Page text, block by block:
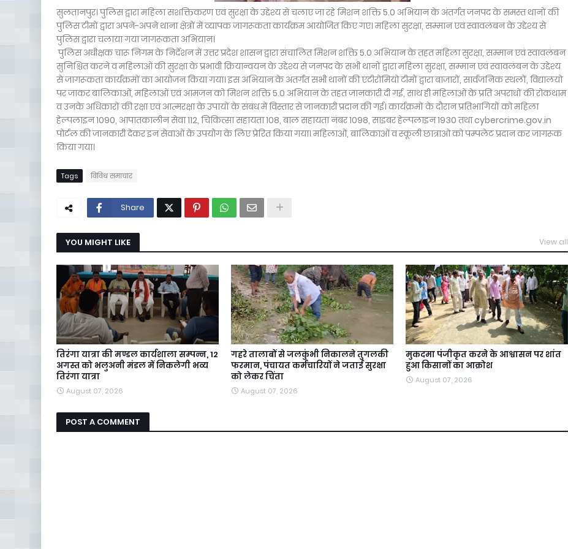
सुलतानपुर। पुलिस द्वारा महिला सशक्तिकरण एवं सुरक्षा के उद्देश्य से चलाए जा रहे मिशन शक्ति 5.0 अभियान के अंतर्गत जनपद के समस्त थानों की
पुलिस टीमों द्वारा अपने-अपने थाना क्षेत्रों में व्यापक जागरूकता कार्यक्रम आयोजित किए गए। महिला सुरक्षा, सम्मान एवं स्वावलंबन के उद्देश्य से
पुलिस द्वारा चलाया गया जागरूकता अभियान।
पुलिस अधीक्षक चारू निगम के निर्देशन में उत्तर प्रदेश शासन द्वारा संचालित मिशन शक्ति 5.0 अभियान के तहत महिला सुरक्षा, सम्मान एवं स्वावलंबन
सुनिश्चित करने व महिलाओं की सुरक्षा के प्रभावी क्रियान्वयन के उद्देश्य से जनपद के सभी थानों द्वारा महिला सुरक्षा, सम्मान एवं स्वावलंबन के उद्देश्य
से जागरूकता कार्यक्रमों का आयोजन किया गया। इस अभियान के अंतर्गत सभी थानों की एंटीरोमियो टीमों द्वारा बाजारों, सार्वजनिक स्थलों, विद्यालयो
पर जाकर बालिकाओं, महिलाओं एवं आमजन को मिशन शक्ति 5.0 अभियान के तहत जानकारी दी गई, साथ ही महिलाओं के प्रति अपराधों की रोकथाम
व उनके अधिकारों की रक्षा एवं आत्मरक्षा के उपायों के संबंध में विस्तार से जानकारी प्रदान की गई। कार्यक्रमों के दौरान प्रतिभागियों को महिला
हेल्पलाइन 1090, आपातकालीन सेवा 112, चिकित्सा सहायता 108, बाल सहायता नंबर 1098, साइबर हेल्पलाइन 1930 तथा cybercrime.gov.in
पोर्टल की जानकारी देकर इन सेवाओं के उपयोग के लिए प्रेरित किया गया। महिलाओं, बालिकाओं व स्कूली छात्राओ को पम्पलेट प्रदान कर जागरूक
किया गया।
Tags विविध समाचार
Share
YOU MIGHT LIKE View all
तिरंगा यात्रा की मण्डल कार्यशाला सम्पन्न, 12
अगस्त को भलुअनी मंडल में निकलेगी भव्य
तिरंगा यात्रा
August 07, 2026
गहरे तालाबों से जलकुंभी निकालने तुगलकी
फरमान, पंचायत कर्मचारियों ने जताई सुरक्षा
को लेकर चिंता
August 07, 2026
मुकदमा पंजीकृत करने के आश्वासन पर शांत
हुआ किसानों का आक्रोश
August 07, 2026
POST A COMMENT